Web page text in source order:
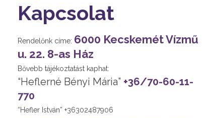
Kapcsolat
Rendelőnk címe: 6000 Kecskemét Vízmű
u. 22. 8-as Ház
Bővebb tájékoztatást kaphat:
“Heflerné Bényi Mária” +36/70-60-11-
770
“Hefler István” +36302487906